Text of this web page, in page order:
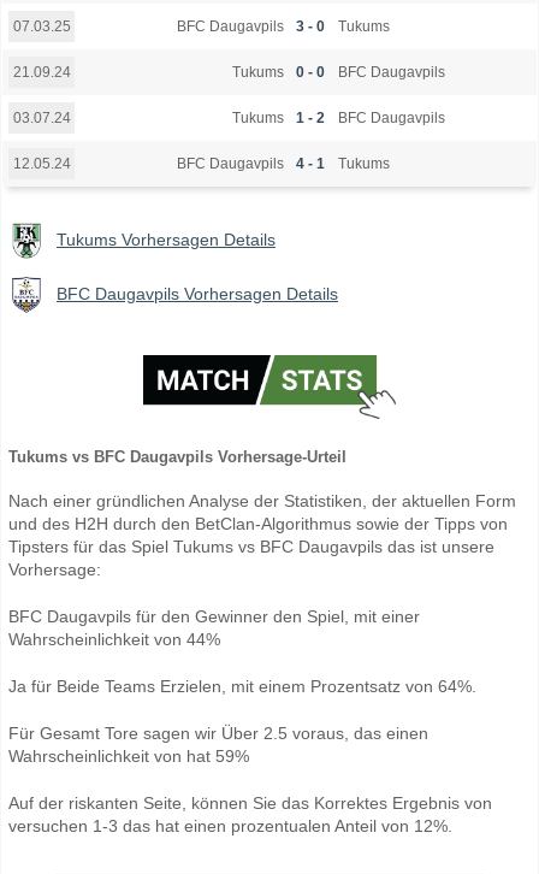
07.03.25 BFC Daugavpils 3 - 0 Tukums
21.09.24 Tukums 0 - 0 BFC Daugavpils
03.07.24 Tukums 1 - 2 BFC Daugavpils
12.05.24 BFC Daugavpils 4 - 1 Tukums
Tukums Vorhersagen Details
BFC Daugavpils Vorhersagen Details
Tukums vs BFC Daugavpils Vorhersage-Urteil
Nach einer gründlichen Analyse der Statistiken, der aktuellen Form
und des H2H durch den BetClan-Algorithmus sowie der Tipps von
Tipsters für das Spiel Tukums vs BFC Daugavpils das ist unsere
Vorhersage:
BFC Daugavpils für den Gewinner den Spiel, mit einer
Wahrscheinlichkeit von 44%
Ja für Beide Teams Erzielen, mit einem Prozentsatz von 64%.
Für Gesamt Tore sagen wir Über 2.5 voraus, das einen
Wahrscheinlichkeit von hat 59%
Auf der riskanten Seite, können Sie das Korrektes Ergebnis von
versuchen 1-3 das hat einen prozentualen Anteil von 12%.